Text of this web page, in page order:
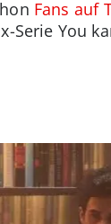
Fans auf
Serie You